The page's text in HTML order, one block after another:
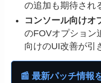
の追加も期待され
コンソール向けオ
のFOVオプション
向けのUI改善が引
📰 最新パッチ情報